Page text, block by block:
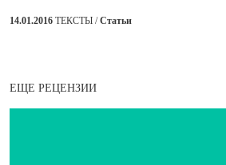
14.01.2016 ТЕКСТЫ /Статьи
ЕЩЕ РЕЦЕНЗИИ